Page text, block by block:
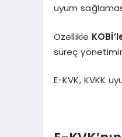
uyum
Özellikle
süreç
E-KVK, KVKK